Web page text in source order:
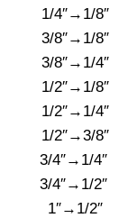
1/4″→1/8″
3/8″→1/8″
3/8″→1/4″
1/2″→1/8″
1/2″→1/4″
1/2″→3/8″
3/4″→1/4″
3/4″→1/2″
1″→1/2″